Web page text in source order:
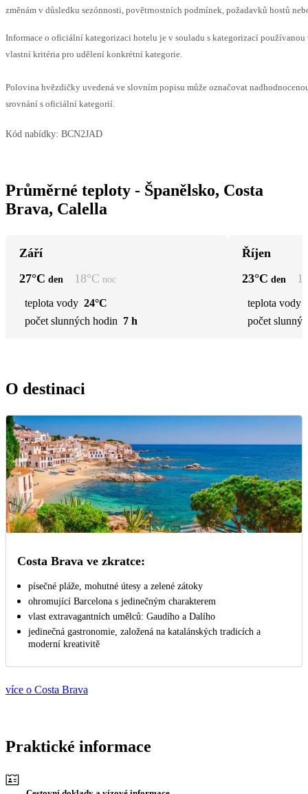
změnám v důsledku sezónnosti, povětrnostních podmínek, požadavků hostů
Informace o oficiální kategorizaci hotelu je v souladu s kategorizací používanou
vlastní kritéria pro udělení konkrétní kategorie.
Polovina hvězdičky uvedená ve slovním popisu může označovat
srovnání s oficiální kategorií.
Kód nabídky: BCN2JAD
Průměrné teploty - Španělsko, Costa
Brava, Calella
Září
27°C den 18°C noc
teplota vody 24°C
počet slunných hodin 7 h
Říjen
23°C den
teplota vody
počet
O destinaci
Costa Brava ve zkratce:
písečné pláže, mohutné útesy a zelené zátoky
ohromující Barcelona s jedinečným charakterem
vlast extravagantních umělců: Gaudího a Dalího
jedinečná gastronomie, založená na katalánských tradicích a
moderní kreativitě
více o Costa Brava
Praktické informace